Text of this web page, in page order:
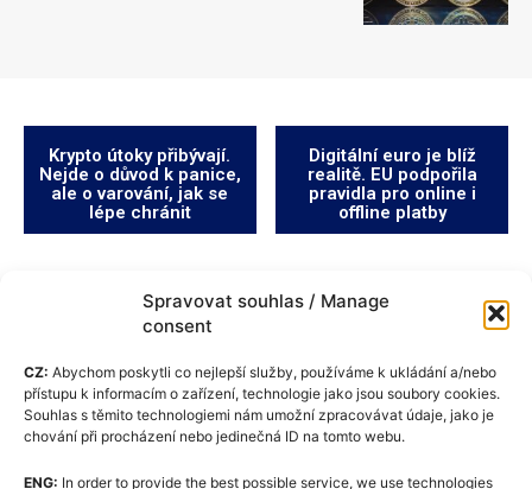
Spravovat souhlas / Manage
consent
CZ: Abychom poskytli co nejlepší služby, používáme k ukládání a/nebo
přístupu k informacím o zařízení, technologie jako jsou soubory cookies.
Souhlas s těmito technologiemi nám umožní zpracovávat údaje, jako je
chování při procházení nebo jedinečná ID na tomto webu.
ENG: In order to provide the best possible service, we use technologies
Krypto útoky přibývají.
Nejde o důvod k panice,
ale o varování, jak se
lépe chránit
Digitální euro je blíž
realitě. EU podpořila
pravidla pro online i
offline platby